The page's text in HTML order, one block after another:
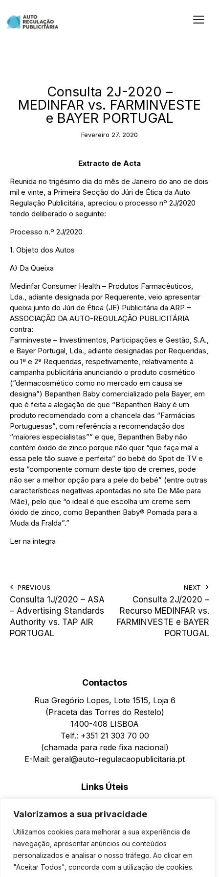
Valorizamos a sua privacidade
Utilizamos cookies para melhorar a sua experiência de
navegação, apresentar anúncios ou conteúdos
personalizados e analisar o nosso tráfego. Ao clicar em
"Aceitar Todos", concorda com a utilização de cookies.
Consulta 2J-2020 –
MEDINFAR vs. FARMINVESTE
e BAYER PORTUGAL
Fevereiro 27, 2020
Extracto de Acta
Reunida no trigésimo dia do mês de Janeiro do ano de dois
mil e vinte, a Primeira Secção do Júri de Ética da Auto
Regulação Publicitária, apreciou o processo nº 2J/2020
tendo deliberado o seguinte:
Processo n.º 2J/2020
1. Objeto dos Autos
A) Da Queixa
Medinfar Consumer Health – Produtos Farmacêuticos,
Lda., adiante designada por Requerente, veio apresentar
queixa junto do Júri de Ética (JE) Publicitária da ARP –
ASSOCIAÇÃO DA AUTO-REGULAÇÃO PUBLICITÁRIA
contra:
Farminveste – Investimentos, Participações e Gestão, S.A.,
e Bayer Portugal, Lda., adiante designadas por Requeridas,
ou 1ª e 2ª Requeridas, respetivamente, relativamente à
campanha publicitária anunciando o produto cosmético
(“dermacosmético como no mercado em causa se
designa”) Bepanthen Baby comercializado pela Bayer, em
que é feita a alegação de que “Bepanthen Baby é um
produto recomendado com a chancela das “Farmácias
Portuguesas”, com referência a recomendação dos
“maiores especialistas”” e que, Bepanthen Baby não
contém óxido de zinco porque não quer “que faça mal a
essa pele tão suave e perfeita” do bebé do Spot de TV e
esta “componente comum deste tipo de cremes, pode
não ser a melhor opção para a pele do bebé” (entre outras
características negativas apontadas no site De Mãe para
Mãe), pelo que “o ideal é que escolha um creme sem
óxido de zinco, como Bepanthen Baby® Pomada para a
Muda da Fralda”.”
Ler na íntegra
PREVIOUS
Consulta 1J/2020 – ASA
– Advertising Standards
Authority vs. TAP AIR
PORTUGAL
NEXT
Consulta 2J/2020 –
Recurso MEDINFAR vs.
FARMINVESTE e BAYER
PORTUGAL
Contactos
Rua Gregório Lopes, Lote 1515, Loja 6
(Praceta das Torres do Restelo)
1400-408 LISBOA
Telf.: +351 21 303 70 00
(chamada para rede fixa nacional)
E-Mail: geral@auto-regulacaopublicitaria.pt
Links Úteis
Política de Cookies
Formulário de Reclamações para Pessoas Singulares
Reclamações Online
©Auto Regulação Publicitária2026.